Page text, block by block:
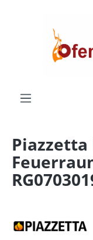
Piazzetta